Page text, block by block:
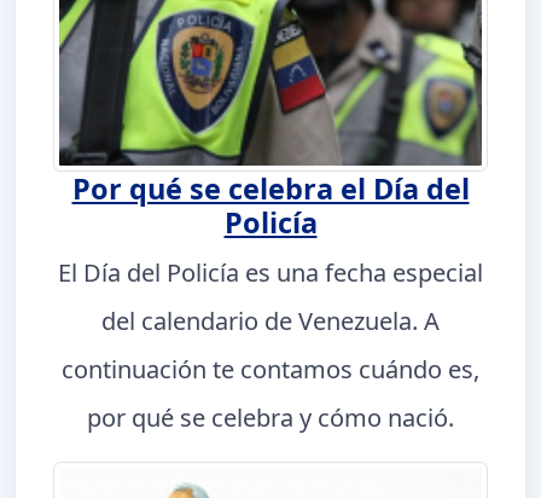
Por qué se celebra el Día del
Policía
El Día del Policía es una fecha especial
del calendario de Venezuela. A
continuación te contamos cuándo es,
por qué se celebra y cómo nació.